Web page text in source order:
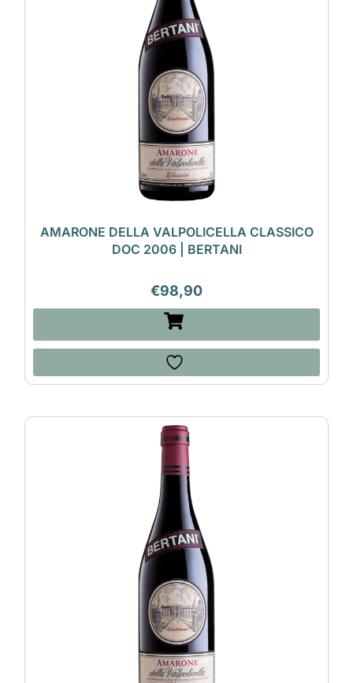
AMARONE DELLA VALPOLICELLA CLASSICO
DOC 2006 | BERTANI
€98,90